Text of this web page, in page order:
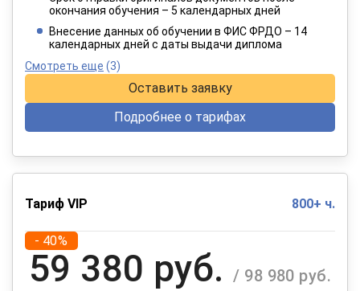
При оплате в рассрочку на 12 месяцев
окончания обучения – 5 календарных дней
Внесение данных об обучении в ФИС ФРДО – 14
календарных дней с даты выдачи диплома
Смотреть еще (3)
Оставить заявку
Подробнее о тарифах
Тариф VIP 800+ ч.
- 40%
59 380 руб. / 98 980 руб.